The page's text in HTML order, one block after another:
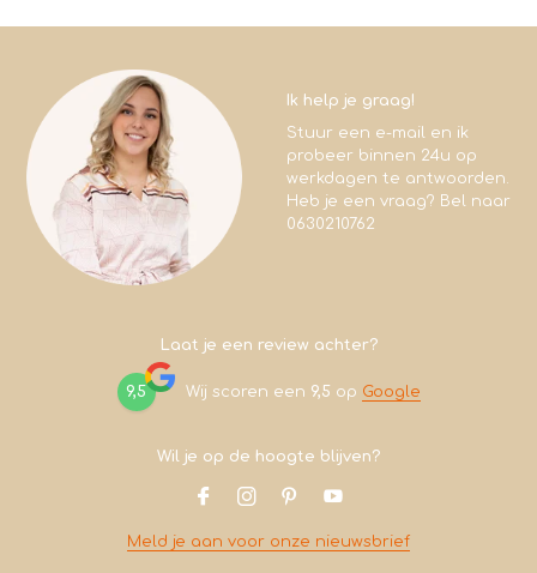
Ik help je graag!
Stuur een e-mail en ik
probeer binnen 24u op
werkdagen te antwoorden.
Heb je een vraag? Bel naar
0630210762
Laat je een review achter?
9,5 Wij scoren een 9,5 op Google
Wil je op de hoogte blijven?
Meld je aan voor onze nieuwsbrief